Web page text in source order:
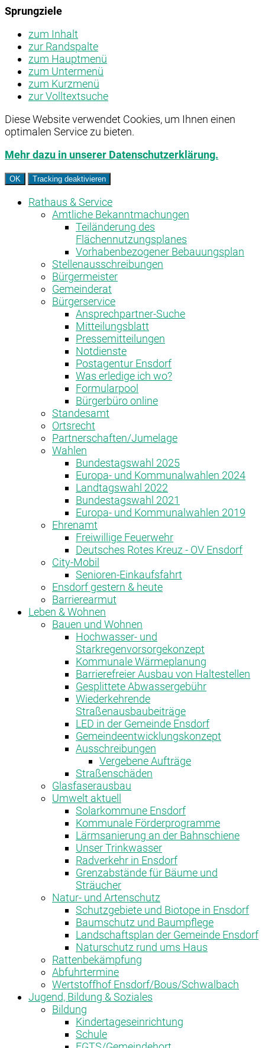
Sprungziele
zum Inhalt
zur Randspalte
zum Hauptmenü
zum Untermenü
zum Kurzmenü
zur Volltextsuche
Diese Website verwendet Cookies, um Ihnen einen
optimalen Service zu bieten.
Mehr dazu in unserer Datenschutzerklärung.
OK Tracking deaktivieren
Rathaus & Service
Amtliche Bekanntmachungen
Teiländerung des
Flächennutzungsplanes
Vorhabenbezogener Bebauungsplan
Stellenausschreibungen
Bürgermeister
Gemeinderat
Bürgerservice
Ansprechpartner-Suche
Mitteilungsblatt
Pressemitteilungen
Notdienste
Postagentur Ensdorf
Was erledige ich wo?
Formularpool
Bürgerbüro online
Standesamt
Ortsrecht
Partnerschaften/Jumelage
Wahlen
Bundestagswahl 2025
Europa- und Kommunalwahlen 2024
Landtagswahl 2022
Bundestagswahl 2021
Europa- und Kommunalwahlen 2019
Ehrenamt
Freiwillige Feuerwehr
Deutsches Rotes Kreuz - OV Ensdorf
City-Mobil
Senioren-Einkaufsfahrt
Ensdorf gestern & heute
Barrierearmut
Leben & Wohnen
Bauen und Wohnen
Hochwasser- und
Starkregenvorsorgekonzept
Kommunale Wärmeplanung
Barrierefreier Ausbau von Haltestellen
Gesplittete Abwassergebühr
Wiederkehrende
Straßenausbaubeiträge
LED in der Gemeinde Ensdorf
Gemeindeentwicklungskonzept
Ausschreibungen
Vergebene Aufträge
Straßenschäden
Glasfaserausbau
Umwelt aktuell
Solarkommune Ensdorf
Kommunale Förderprogramme
Lärmsanierung an der Bahnschiene
Unser Trinkwasser
Radverkehr in Ensdorf
Grenzabstände für Bäume und
Sträucher
Natur- und Artenschutz
Schutzgebiete und Biotope in Ensdorf
Baumschutz und Baumpflege
Landschaftsplan der Gemeinde Ensdorf
Naturschutz rund ums Haus
Rattenbekämpfung
Abfuhrtermine
Wertstoffhof Ensdorf/Bous/Schwalbach
Jugend, Bildung & Soziales
Bildung
Kindertageseinrichtung
Schule